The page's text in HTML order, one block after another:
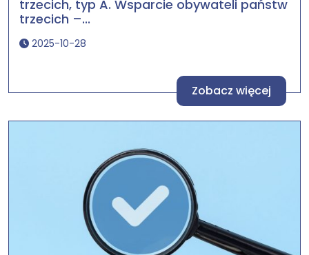
trzecich, typ A. Wsparcie obywateli państw
trzecich –...
2025-10-28
Zobacz więcej